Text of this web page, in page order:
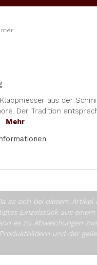
aus der
Der Tradition
Mehr
es sich bei diesem Artikel
Einzelstück aus
es zu Abweichungen
und der